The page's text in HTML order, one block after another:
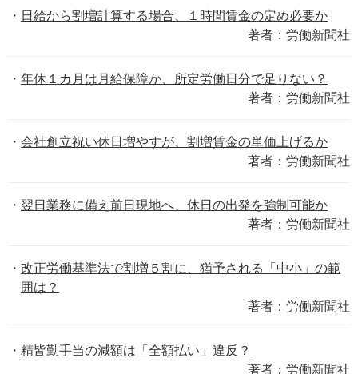
日給から割増計算する場合、１時間賃金の定め必要か
著者：労働新聞社
年休１カ月は月給保障か、所定労働日分で足りない？
著者：労働新聞社
会社創立祝い休日増やすが、割増賃金の単価上げるか
著者：労働新聞社
翌日業務に備え前日現地へ、休日の出発を強制可能か
著者：労働新聞社
改正労働基準法で割増５割に、猶予される「中小」の範
囲は？
著者：労働新聞社
精皆勤手当の減額は「全額払い」違反？
著者：労働新聞社